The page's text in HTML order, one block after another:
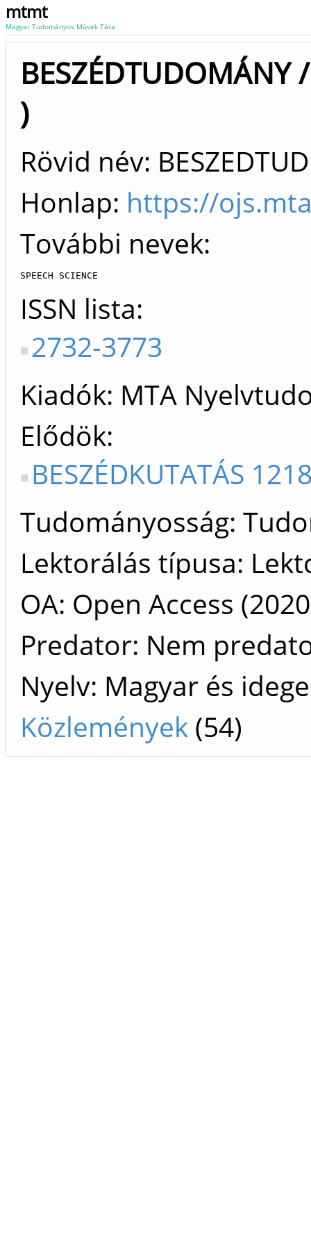
mtmt
Magyar Tudományos Művek Tára
BESZÉDTUDOMÁNY
)
Rövid név:
Honlap: https://
További nevek:
SPEECH SCIENCE
ISSN lista
2732-3773
Kiadók MTA
Elődök
BESZÉDKUTATÁS
Tudományosság:
Lektorálás típusa:
OA: Open Access
Predator: Nem
Nyelv: Magyar és
Közlemények (54)